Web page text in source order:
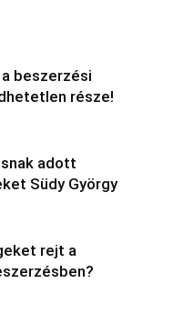
beszerzési
része!
adott
Südy György
rejt a